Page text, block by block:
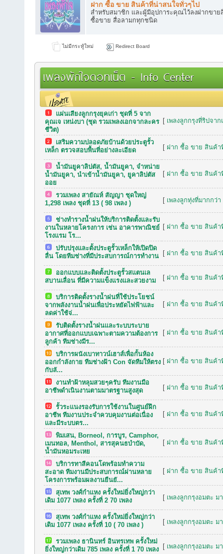
ฝาก ซื้อ ขาย สินค้าที่น่าสนใจทั่วๆไป
สำหรับสมาชิก และผู้มีอุปการะคุณไว้ลงฝากขา
ซื้อขาย สื่อลามกทุกชนิด
ไม่มีกระทู้ใหม่ Redirect Board
เพลงพักใจดอทเน็ต - Info Center
กระทู้เมื่อเร็วๆ นี้
แผ่นเสียงลูกกรุงยุคเก่า ชุดที่ 5 จาก
คุณเจ เหน่งบา (ชุด รวมเพลงเอกจากละคร
ชีวิต)
[ เพลงลูกกรุงที่ริปจาก
เสริมความปลอดภัยบ้านด้วยประตูรั้ว
เหล็ก ตรวจสอบพื้นที่อย่างละเอียด
[ ฝาก ซื้อ ขาย สินค้า
น้ำมันยูคาลิปตัส, น้ำมันยูคา, จำหน่าย
น้ำมันยูคา, นำเข้าน้ำมันยูคา, ยูคาลิปตัส
ออย
[ ฝาก ซื้อ ขาย สินค้า
รวมเพลง สายัณห์ สัญญา ชุดใหญ่
1,298 เพลง ชุดที่ 13 ( 98 เพลง )
[ เพลงลูกทุ่งที่มากกว่า
ช่างทำรางน้ำฝนให้บริการติดตั้งและรับ
งานในหลายโครงการ เช่น อาคารพาณิชย์
โรงแรม โร...
[ ฝาก ซื้อ ขาย สินค้า
ปรับปรุงและตั้งประตูรั้วเหล็กให้เปิดปิด
ลื่น โดยทีมช่างที่มีประสบการณ์การทำงาน
[ ฝาก ซื้อ ขาย สินค้า
ออกแบบและติดตั้งประตูรั้วสแตนเล
สบานเลื่อน ที่มีความแข็งแรงและสวยงาม
[ ฝาก ซื้อ ขาย สินค้า
บริการติดตั้งรางน้ำฝนที่ใช้ประโยชน์
จากพลังงานน้ำฝนเพื่อประหยัดไฟฟ้าและ
ลดค่าใช้จ่...
[ ฝาก ซื้อ ขาย สินค้า
รับติดตั้งรางน้ำฝนและระบบระบาย
อากาศที่ออกแบบเฉพาะตามความต้องการ
ลูกค้า ทีมช่างมีร...
[ ฝาก ซื้อ ขาย สินค้า
บริการผนังเบาทาวน์เฮาส์เพื่อกั้นห้อง
ออกกำลังกาย ทีมช่างฝ้า Con จัดทีมให้ตรง
กับลั...
[ ฝาก ซื้อ ขาย สินค้า
งานทำฝ้าหลุมสวยๆครับ ทีมงานมือ
อาชีพดำเนินงานตามมาตรฐานสูงสุด
[ ฝาก ซื้อ ขาย สินค้า
รั้วระแนงรองรับการใช้งานในศูนย์ฝึก
อาชีพ ทีมงานประจำควบคุมงานต่อเนื่อง
และมีระบบตร...
[ ฝาก ซื้อ ขาย สินค้า
พิมเสน, Borneol, การบูร, Camphor,
เมนทอล, Menthol, สารสุคนธบำบัด,
น้ำมันหอมระเหย
[ ฝาก ซื้อ ขาย สินค้า
บริการทาสีคอนโดพร้อมทำความ
สะอาด ทีมงานมีประสบการณ์ผ่านหลาย
โครงการพร้อมผลงานยืนยั...
[ ฝาก ซื้อ ขาย สินค้า
สุเทพ วงศ์กำแหง ครั้งใหม่ยิ่งใหญ่กว่า
เดิม 1077 เพลง ครั้งที่ 2 70 เพลง
[ เพลงลูกกรุงอมตะ ม
สุเทพ วงศ์กำแหง ครั้งใหม่ยิ่งใหญ่กว่า
เดิม 1077 เพลง ครั้งที่ 10 ( 70 เพลง )
[ เพลงลูกกรุงอมตะ ม
รวมเพลง ธานินทร์ อินทรเทพ ครั้งใหม่
ยิ่งใหญ่กว่าเดิม 785 เพลง ครั้งที่ 1 70 เพลง
[ เพลงลูกกรุงอมตะ ม